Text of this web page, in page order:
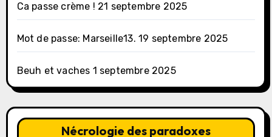
Ca passe crème ! 21 septembre 2025
Mot de passe: Marseille13. 19 septembre 2025
Beuh et vaches 1 septembre 2025
Nécrologie des paradoxes